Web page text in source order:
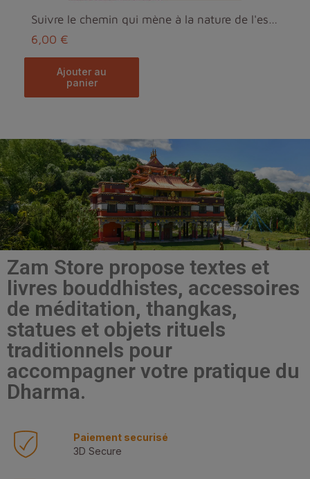
Suivre le chemin qui mène à la nature de l'esprit MP3
6,00 €
ajouter au
panier
Zam Store propose textes et
livres bouddhistes, accessoires
de méditation, thangkas,
statues et objets rituels
traditionnels pour
accompagner votre pratique du
Dharma.
Paiement securisé
3D Secure